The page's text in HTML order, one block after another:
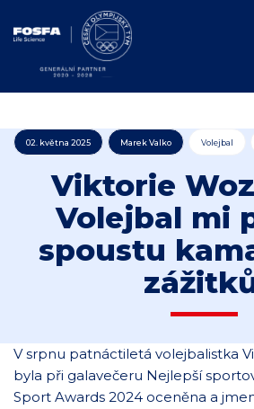
02. května 2025 Marek Valko Volejbal
Viktorie
Volejbal mi
spoustu
V srpnu patnáctiletá volejbalistka
byla při galavečeru Nejlepší
Sport Awards 2024 oceněna a